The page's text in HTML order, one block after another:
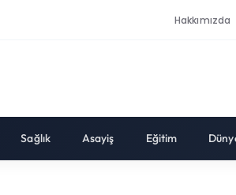
Hakkımızda
Sağlık Asayiş Eğitim